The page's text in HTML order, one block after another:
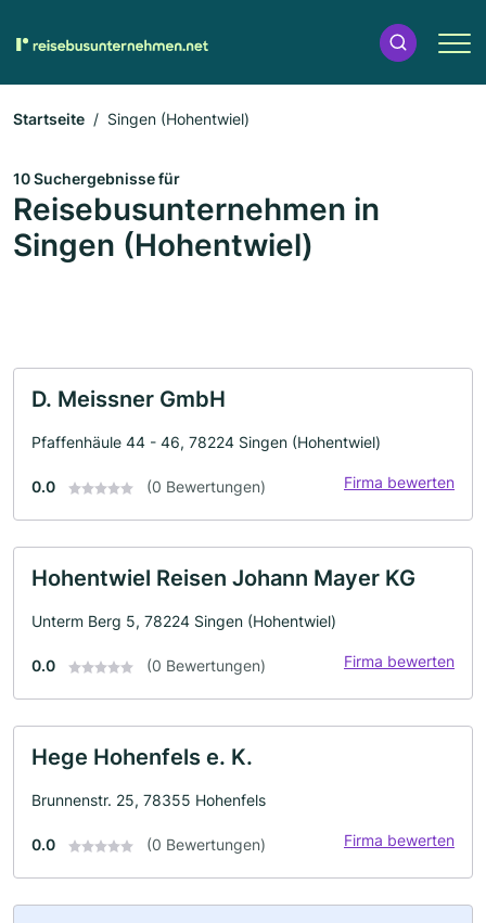
Startseite Singen (Hohentwiel)
10 Suchergebnisse für
Reisebusunternehmen in
Singen (Hohentwiel)
D. Meissner GmbH
Pfaffenhäule 44 - 46, 78224 Singen (Hohentwiel)
0.0 (0 Bewertungen) Firma bewerten
Hohentwiel Reisen Johann Mayer KG
Unterm Berg 5, 78224 Singen (Hohentwiel)
0.0 (0 Bewertungen) Firma bewerten
Hege Hohenfels e. K.
Brunnenstr. 25, 78355 Hohenfels
0.0 (0 Bewertungen) Firma bewerten